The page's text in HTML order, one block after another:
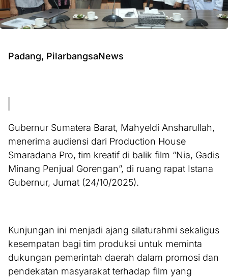
Padang, PilarbangsaNews
Gubernur Sumatera Barat, Mahyeldi Ansharullah,
menerima audiensi dari Production House
Smaradana Pro, tim kreatif di balik film “Nia, Gadis
Minang Penjual Gorengan”, di ruang rapat Istana
Gubernur, Jumat (24/10/2025).
Kunjungan ini menjadi ajang silaturahmi sekaligus
kesempatan bagi tim produksi untuk meminta
dukungan pemerintah daerah dalam promosi dan
pendekatan masyarakat terhadap film yang